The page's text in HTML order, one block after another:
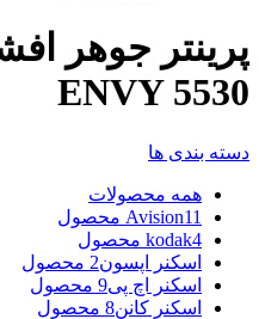
ENVY 5530
دسته بندی ها
همه محصولات
Avision11 محصول
kodak4 محصول
اسکنر اپسون2 محصول
اسکنر اچ پی9 محصول
اسکنر کانن8 محصول